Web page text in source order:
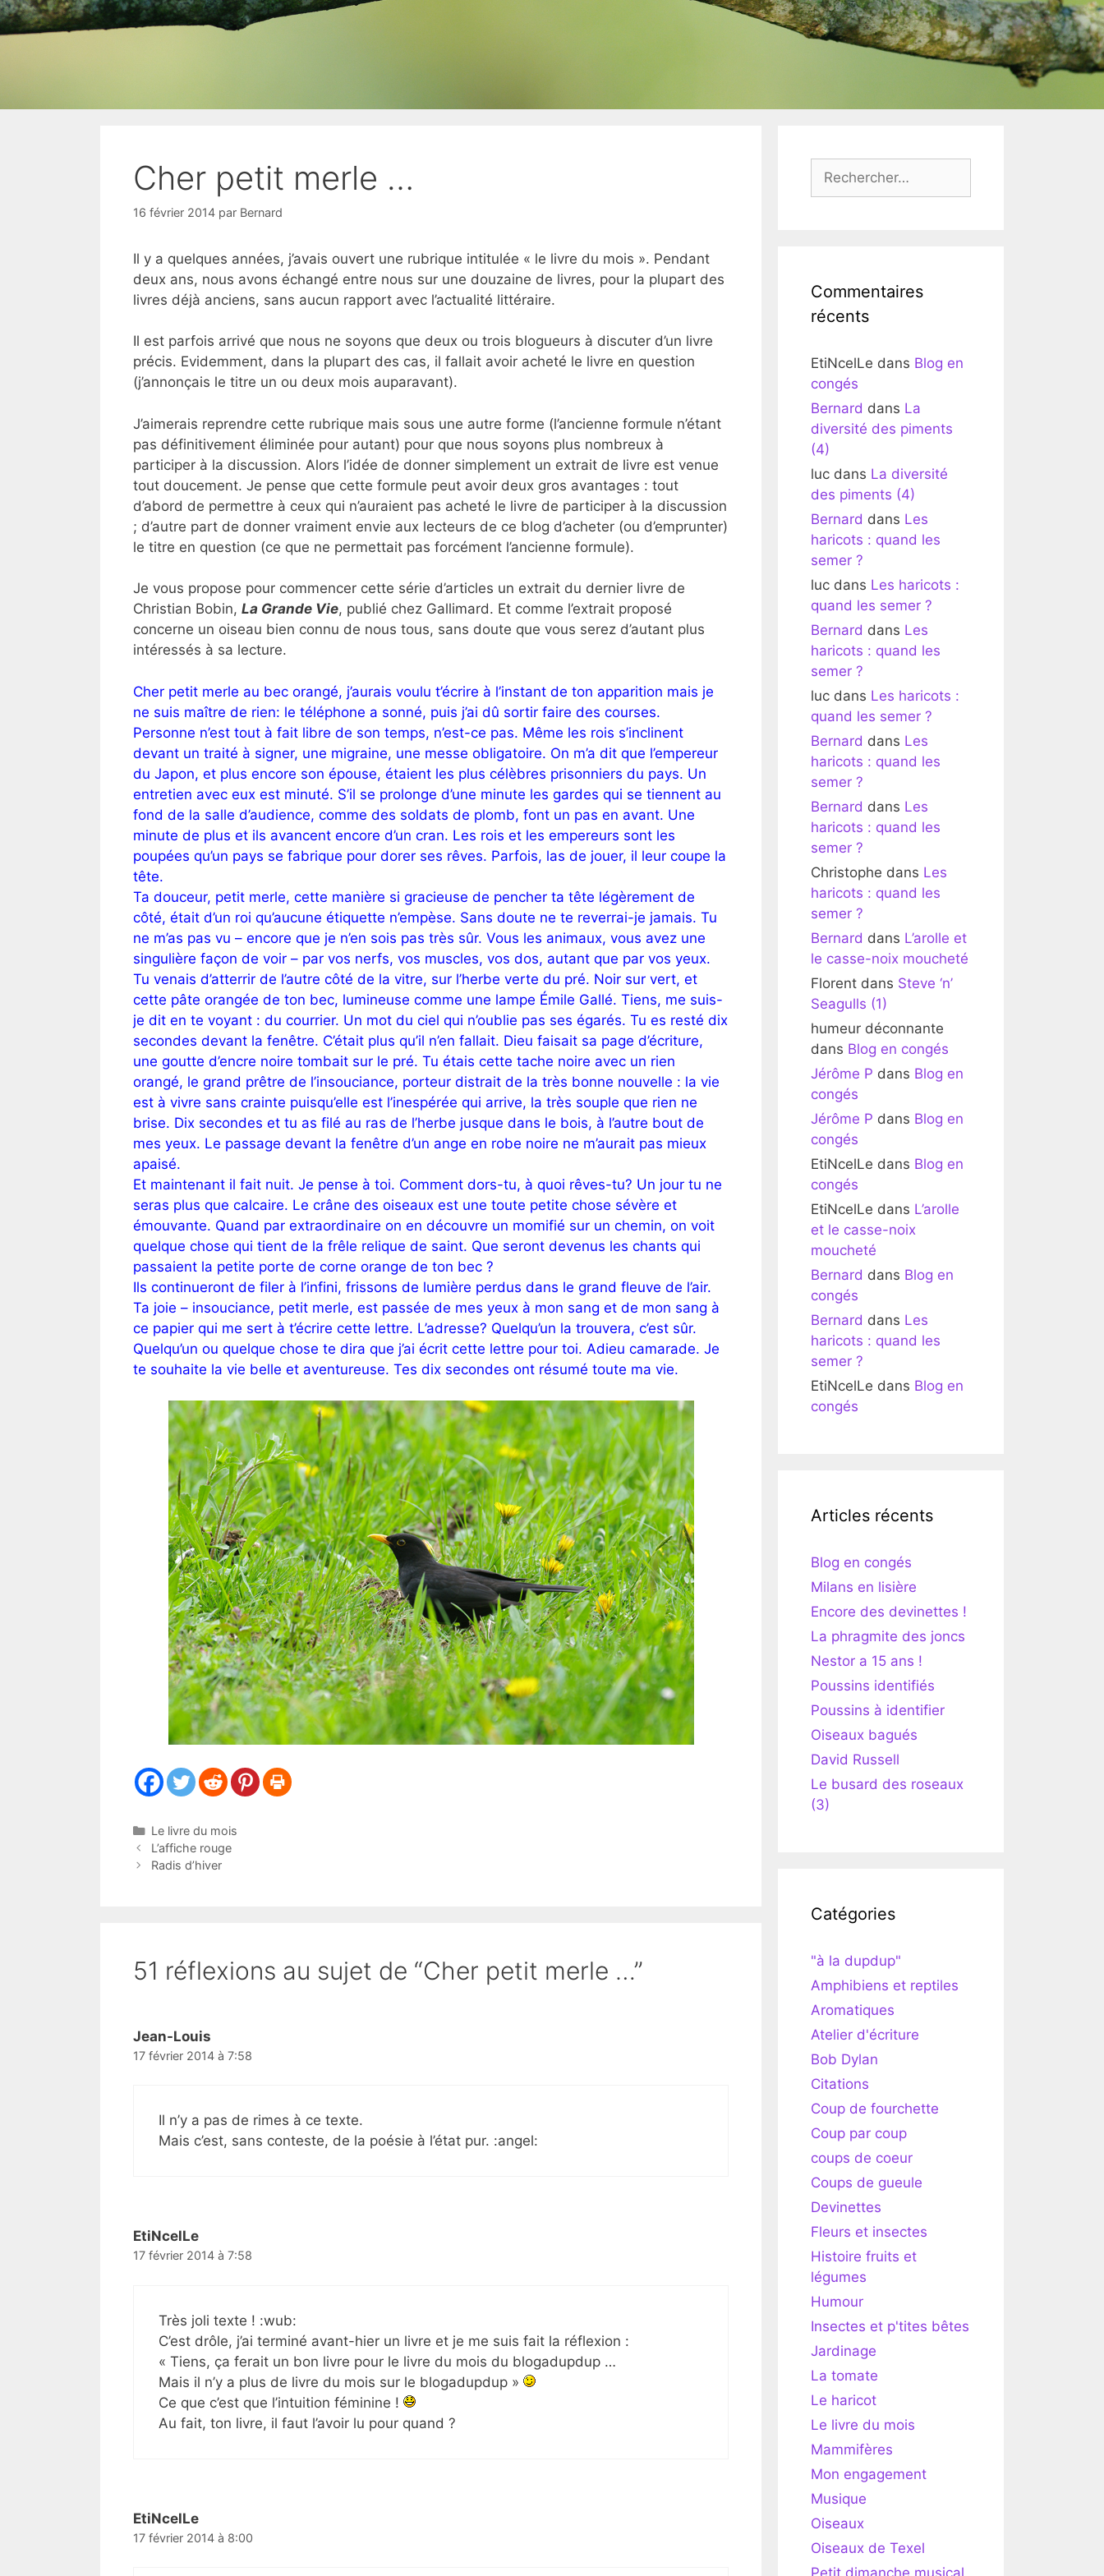
Cher petit merle …
16 février 2014 par Bernard
Il y a quelques années, j’avais ouvert une rubrique intitulée « le livre du mois ». Pendant
deux ans, nous avons échangé entre nous sur une douzaine de livres, pour la plupart des
livres déjà anciens, sans aucun rapport avec l’actualité littéraire.
Il est parfois arrivé que nous ne soyons que deux ou trois blogueurs à discuter d’un livre
précis. Evidemment, dans la plupart des cas, il fallait avoir acheté le livre en question
(j’annonçais le titre un ou deux mois auparavant).
J’aimerais reprendre cette rubrique mais sous une autre forme (l’ancienne formule n’étant
pas définitivement éliminée pour autant) pour que nous soyons plus nombreux à
participer à la discussion. Alors l’idée de donner simplement un extrait de livre est venue
tout doucement. Je pense que cette formule peut avoir deux gros avantages : tout
d’abord de permettre à ceux qui n’auraient pas acheté le livre de participer à la discussion
; d’autre part de donner vraiment envie aux lecteurs de ce blog d’acheter (ou d’emprunter)
le titre en question (ce que ne permettait pas forcément l’ancienne formule).
Je vous propose pour commencer cette série d’articles un extrait du dernier livre de
Christian Bobin, La Grande Vie, publié chez Gallimard. Et comme l’extrait proposé
concerne un oiseau bien connu de nous tous, sans doute que vous serez d’autant plus
intéressés à sa lecture.
Cher petit merle au bec orangé, j’aurais voulu t’écrire à l’instant de ton apparition mais je
ne suis maître de rien: le téléphone a sonné, puis j’ai dû sortir faire des courses.
Personne n’est tout à fait libre de son temps, n’est-ce pas. Même les rois s’inclinent
devant un traité à signer, une migraine, une messe obligatoire. On m’a dit que l’empereur
du Japon, et plus encore son épouse, étaient les plus célèbres prisonniers du pays. Un
entretien avec eux est minuté. S’il se prolonge d’une minute les gardes qui se tiennent au
fond de la salle d’audience, comme des soldats de plomb, font un pas en avant. Une
minute de plus et ils avancent encore d’un cran. Les rois et les empereurs sont les
poupées qu’un pays se fabrique pour dorer ses rêves. Parfois, las de jouer, il leur coupe la
tête.
Ta douceur, petit merle, cette manière si gracieuse de pencher ta tête légèrement de
côté, était d’un roi qu’aucune étiquette n’empèse. Sans doute ne te reverrai-je jamais. Tu
ne m’as pas vu – encore que je n’en sois pas très sûr. Vous les animaux, vous avez une
singulière façon de voir – par vos nerfs, vos muscles, vos dos, autant que par vos yeux.
Tu venais d’atterrir de l’autre côté de la vitre, sur l’herbe verte du pré. Noir sur vert, et
cette pâte orangée de ton bec, lumineuse comme une lampe Émile Gallé. Tiens, me suis-
je dit en te voyant : du courrier. Un mot du ciel qui n’oublie pas ses égarés. Tu es resté dix
secondes devant la fenêtre. C’était plus qu’il n’en fallait. Dieu faisait sa page d’écriture,
une goutte d’encre noire tombait sur le pré. Tu étais cette tache noire avec un rien
orangé, le grand prêtre de l’insouciance, porteur distrait de la très bonne nouvelle : la vie
est à vivre sans crainte puisqu’elle est l’inespérée qui arrive, la très souple que rien ne
brise. Dix secondes et tu as filé au ras de l’herbe jusque dans le bois, à l’autre bout de
mes yeux. Le passage devant la fenêtre d’un ange en robe noire ne m’aurait pas mieux
apaisé.
Et maintenant il fait nuit. Je pense à toi. Comment dors-tu, à quoi rêves-tu? Un jour tu ne
seras plus que calcaire. Le crâne des oiseaux est une toute petite chose sévère et
émouvante. Quand par extraordinaire on en découvre un momifié sur un chemin, on voit
quelque chose qui tient de la frêle relique de saint. Que seront devenus les chants qui
passaient la petite porte de corne orange de ton bec ?
Ils continueront de filer à l’infini, frissons de lumière perdus dans le grand fleuve de l’air.
Ta joie – insouciance, petit merle, est passée de mes yeux à mon sang et de mon sang à
ce papier qui me sert à t’écrire cette lettre. L’adresse? Quelqu’un la trouvera, c’est sûr.
Quelqu’un ou quelque chose te dira que j’ai écrit cette lettre pour toi. Adieu camarade. Je
te souhaite la vie belle et aventureuse. Tes dix secondes ont résumé toute ma vie.
Catégories
Le livre du mois
L’affiche rouge
Radis d’hiver
51 réflexions au sujet de “Cher petit merle …”
Jean-Louis
17 février 2014 à 7:58
Il n’y a pas de rimes à ce texte.
Mais c’est, sans conteste, de la poésie à l’état pur. :angel:
EtiNcelLe
17 février 2014 à 7:58
Très joli texte ! :wub:
C’est drôle, j’ai terminé avant-hier un livre et je me suis fait la réflexion :
« Tiens, ça ferait un bon livre pour le livre du mois du blogadupdup …
Mais il n’y a plus de livre du mois sur le blogadupdup »
Ce que c’est que l’intuition féminine !
Au fait, ton livre, il faut l’avoir lu pour quand ?
EtiNcelLe
17 février 2014 à 8:00
Commentaires
récents
EtiNcelLe dans Blog en
congés
Bernard dans La
diversité des piments
(4)
luc dans La diversité
des piments (4)
Bernard dans Les
haricots : quand les
semer ?
luc dans Les haricots :
quand les semer ?
Bernard dans Les
haricots : quand les
semer ?
luc dans Les haricots :
quand les semer ?
Bernard dans Les
haricots : quand les
semer ?
Bernard dans Les
haricots : quand les
semer ?
Christophe dans Les
haricots : quand les
semer ?
Bernard dans L’arolle et
le casse-noix moucheté
Florent dans Steve ‘n’
Seagulls (1)
humeur déconnante
dans Blog en congés
Jérôme P dans Blog en
congés
Jérôme P dans Blog en
congés
EtiNcelLe dans Blog en
congés
EtiNcelLe dans L’arolle
et le casse-noix
moucheté
Bernard dans Blog en
congés
Bernard dans Les
haricots : quand les
semer ?
EtiNcelLe dans Blog en
congés
Articles récents
Blog en congés
Milans en lisière
Encore des devinettes !
La phragmite des joncs
Nestor a 15 ans !
Poussins identifiés
Poussins à identifier
Oiseaux bagués
David Russell
Le busard des roseaux
(3)
Catégories
"à la dupdup"
Amphibiens et reptiles
Aromatiques
Atelier d'écriture
Bob Dylan
Citations
Coup de fourchette
Coup par coup
coups de coeur
Coups de gueule
Devinettes
Fleurs et insectes
Histoire fruits et
légumes
Humour
Insectes et p'tites bêtes
Jardinage
La tomate
Le haricot
Le livre du mois
Mammifères
Mon engagement
Musique
Oiseaux
Oiseaux de Texel
Petit dimanche musical